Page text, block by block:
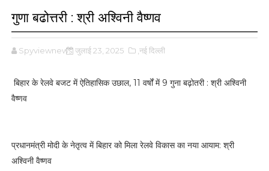
गुणा बढोत्तरी : श्री अश्विनी वैष्णव
Spyviewnews जुलाई 23, 2025 ,नई दिल्ली
बिहार के रेलवे बजट में ऐतिहासिक उछाल, 11 वर्षों में 9 गुना बढ़ोतरी : श्री अश्विनी
वैष्णव
प्रधानमंत्री मोदी के नेतृत्व में बिहार को मिला रेलवे विकास का नया आयाम: श्री
अश्विनी वैष्णव